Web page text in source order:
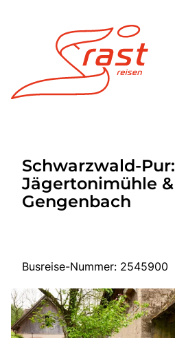
Highlights
Service
Tagesreisen
Mehrtagesreisen
Schwarzwald-Pur:
Jägertonimühle &
Gengenbach
Busreise-Nummer: 2545900